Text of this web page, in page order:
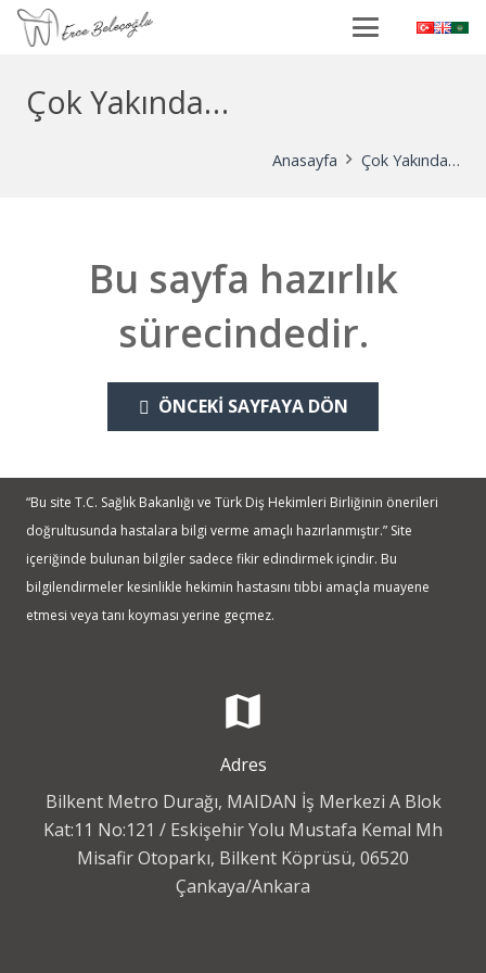
Çok Yakında…
Anasayfa Çok Yakında…
Bu sayfa hazırlık
sürecindedir.
ÖNCEKI SAYFAYA DÖN
“Bu site T.C. Sağlık Bakanlığı ve Türk Diş Hekimleri Birliğinin önerileri
doğrultusunda hastalara bilgi verme amaçlı hazırlanmıştır.” Site
içeriğinde bulunan bilgiler sadece fikir edindirmek içindir. Bu
bilgilendirmeler kesinlikle hekimin hastasını tıbbi amaçla muayene
etmesi veya tanı koyması yerine geçmez.
map
Adres
Bilkent Metro Durağı, MAIDAN İş Merkezi A Blok
Kat:11 No:121 / Eskişehir Yolu Mustafa Kemal Mh
Misafir Otoparkı, Bilkent Köprüsü, 06520
Çankaya/Ankara